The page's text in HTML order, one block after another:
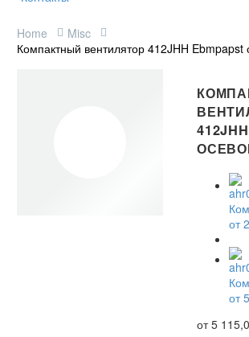
Home
Misc
Компактный вентилятор 412JHH Ebmpapst
от
от
от5